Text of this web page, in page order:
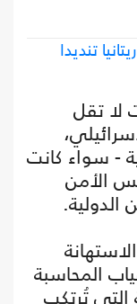
تنديدا
لا تقل
- سواء كانت
الأمن
الدولية.
المحاسبة
التي تُرتكب